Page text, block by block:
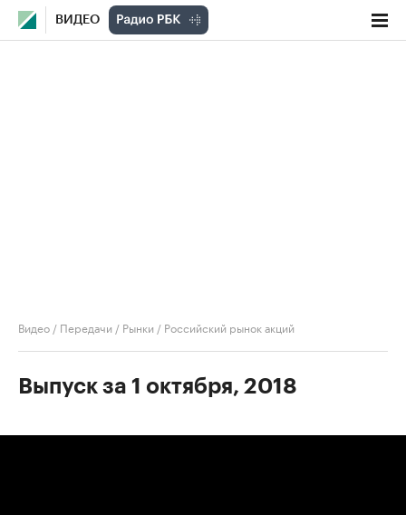
ВИДЕО
Видео / Передачи / Рынки / Российский рынок акций
Выпуск за 1 октября, 2018